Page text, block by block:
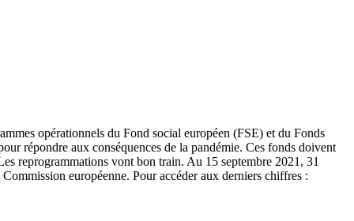
opérationnels du Fond social européen (FSE) et du Fonds
répondre aux conséquences de la pandémie. Ces fonds doivent
reprogrammations vont bon train. Au 15 septembre 2021, 31
européenne. Pour accéder aux derniers chiffres :